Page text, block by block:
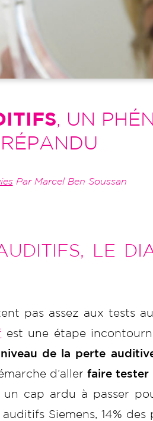
, UN
Par Marcel Ben Soussan
LE
pas assez aux tests
est une étape
de la perte
d’allerfaire tester
cap ardu à passer
Siemens, 14% des